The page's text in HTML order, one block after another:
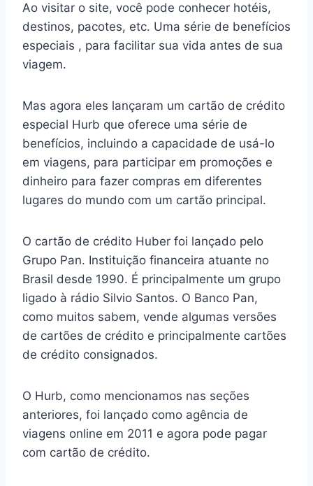
Ao visitar o site, você pode conhecer hotéis,
destinos, pacotes, etc. Uma série de benefícios
especiais , para facilitar sua vida antes de sua
viagem.
Mas agora eles lançaram um cartão de crédito
especial Hurb que oferece uma série de
benefícios, incluindo a capacidade de usá-lo
em viagens, para participar em promoções e
dinheiro para fazer compras em diferentes
lugares do mundo com um cartão principal.
O cartão de crédito Huber foi lançado pelo
Grupo Pan. Instituição financeira atuante no
Brasil desde 1990. É principalmente um grupo
ligado à rádio Silvio Santos. O Banco Pan,
como muitos sabem, vende algumas versões
de cartões de crédito e principalmente cartões
de crédito consignados.
O Hurb, como mencionamos nas seções
anteriores, foi lançado como agência de
viagens online em 2011 e agora pode pagar
com cartão de crédito.